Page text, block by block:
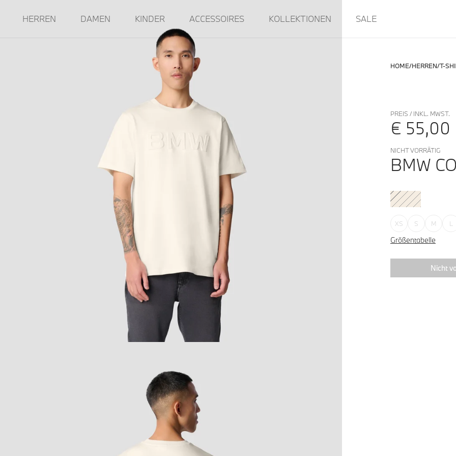
HERREN DAMEN KINDER ACCESSOIRES KOLLEKTIONEN SALE
HOME HERREN T-
PREIS / INKL. MWST.
€ 55,00
NICHT VORRÄTIG
BMW
XS S M L
Größentabelle
Nicht